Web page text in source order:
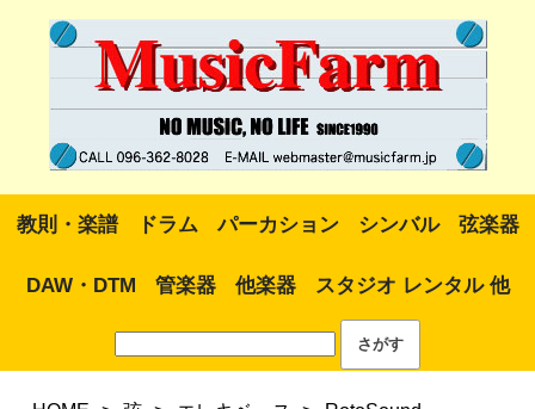
教則・楽譜 ドラム パーカション シンバル 弦楽器
DAW・DTM 管楽器 他楽器 スタジオ レンタル 他